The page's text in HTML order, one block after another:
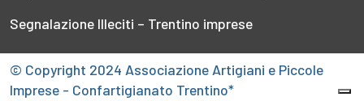
Segnalazione Illeciti – Trentino imprese
© Copyright 2024 Associazione Artigiani e Piccole
Imprese - Confartigianato Trentino*